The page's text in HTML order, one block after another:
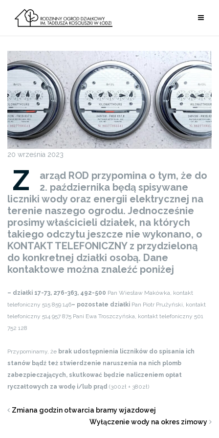
treści
20 września 2023
Z
arząd ROD przypomina o tym, że do
2. października będą spisywane
liczniki wody oraz energii elektrycznej na
terenie naszego ogrodu. Jednocześnie
prosimy właścicieli działek, na których
takiego odczytu jeszcze nie wykonano, o
KONTAKT TELEFONICZNY z przydzieloną
do konkretnej działki osobą. Dane
kontaktowe można znaleźć poniżej
– działki 17-73, 276-363, 492-500 Pan Wiesław Makówka, kontakt
telefoniczny 515 859 146– pozostałe działki Pan Piotr Prużyński, kontakt
telefoniczny 514 957 875 Pani Ewa Troszczyńska, kontakt telefoniczny 501
752 128
Przypominamy, że brak udostępnienia liczników do spisania ich
stanów bądź też stwierdzenie naruszenia na nich plomb
zabezpieczających, skutkować będzie naliczeniem opłat
ryczałtowych za wodę i/lub prąd (300zł + 380zł)
Zmiana godzin otwarcia bramy wjazdowej
Wyłączenie wody na okres zimowy